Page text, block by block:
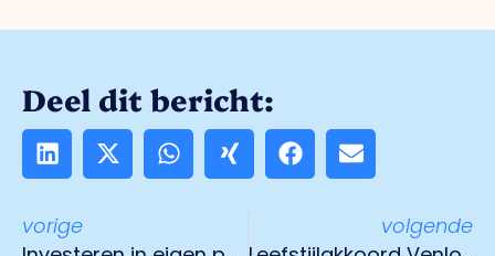
Deel dit bericht:
vorige
volgende